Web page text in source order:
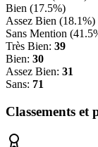
Bien (17.5%)
Assez Bien (18.1%)
Sans Mention (41.5
Très Bien: 39
Bien: 30
Assez Bien: 31
Sans: 71
Classements et